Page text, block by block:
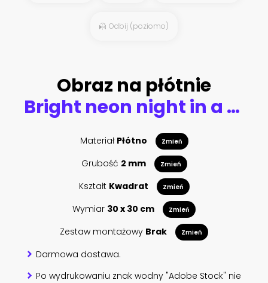
Odbij (poziomo)
Obraz na płótnie
Bright neon night in a cyberpunk city of a future. Photorealistic 3d illustration of the futuristic city. Empty street with blue neon lights.
Materiał Płótno Zmień
Grubość 2 mm Zmień
Kształt Kwadrat Zmień
Wymiar 30 x 30 cm Zmień
Zestaw montażowy Brak Zmień
Darmowa dostawa.
Po wydrukowaniu znak wodny "Adobe Stock" nie